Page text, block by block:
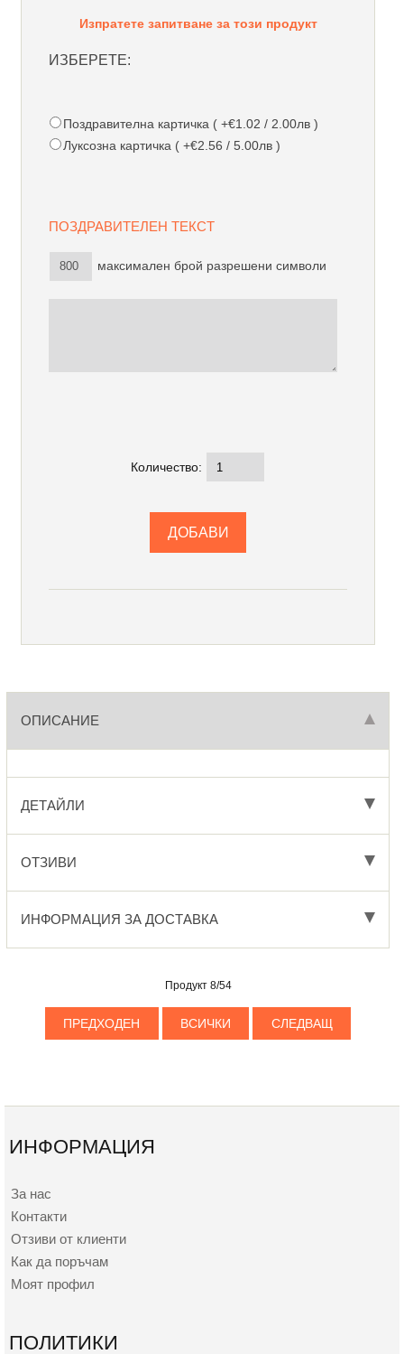
Изпратете запитване за този продукт
ИЗБЕРЕТЕ:
Поздравителна картичка ( +€1.02 / 2.00лв )
Луксозна картичка ( +€2.56 / 5.00лв )
ПОЗДРАВИТЕЛЕН ТЕКСТ
максимален брой разрешени символи
Количество:
ОПИСАНИЕ
ДЕТАЙЛИ
ОТЗИВИ
ИНФОРМАЦИЯ ЗА ДОСТАВКА
Продукт 8/54
ПРЕДХОДЕН ВСИЧКИ СЛЕДВАЩ
ИНФОРМАЦИЯ
За нас
Контакти
Отзиви от клиенти
Как да поръчам
Моят профил
ПОЛИТИКИ